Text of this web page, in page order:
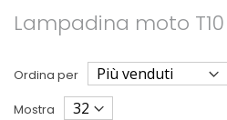
Lampadina moto
Ordina per
Mostra